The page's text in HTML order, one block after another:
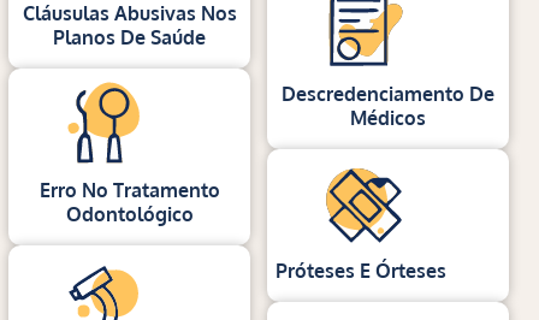
Cláusulas Abusivas Nos
Planos De Saúde
Erro No Tratamento
Odontológico
Descredenciamento De
Médicos
Próteses E Órteses